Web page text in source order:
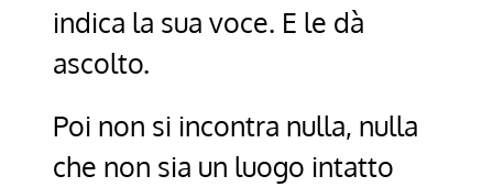
indica la sua voce. E le dà
ascolto.
Poi non si incontra nulla, nulla
che non sia un luogo intatto